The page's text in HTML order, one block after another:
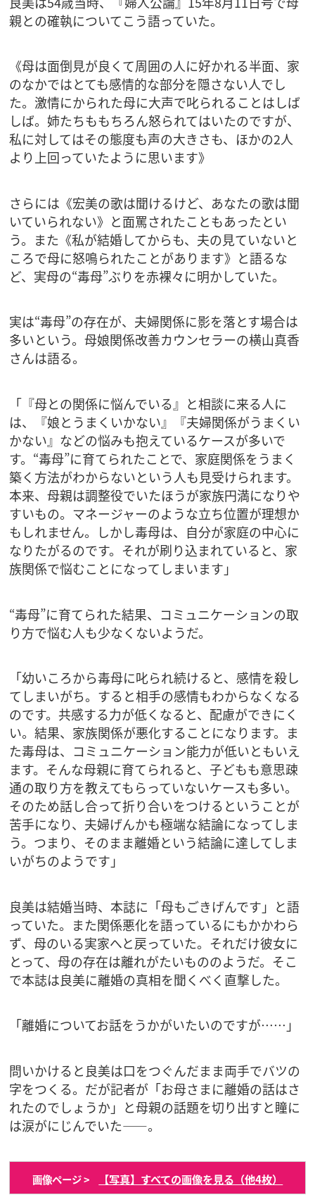
親との確執についてこう語っていた。
《母は面倒見が良くて周囲の人に好かれる半面、家
のなかではとても感情的な部分を隠さない人でし
た。激情にかられた母に大声で叱られることはしば
しば。姉たちももちろん怒られてはいたのですが、
私に対してはその態度も声の大きさも、ほかの2人
より上回っていたように思います》
さらには《宏美の歌は聞けるけど、あなたの歌は聞
いていられない》と面罵されたこともあったとい
う。また《私が結婚してからも、夫の見ていないと
ころで母に怒鳴られたことがあります》と語るな
ど、実母の“毒母”ぶりを赤裸々に明かしていた。
実は“毒母”の存在が、夫婦関係に影を落とす場合は
多いという。母娘関係改善カウンセラーの横山真香
さんは語る。
「『母との関係に悩んでいる』と相談に来る人に
は、『娘とうまくいかない』『夫婦関係がうまくい
かない』などの悩みも抱えているケースが多いで
す。“毒母”に育てられたことで、家庭関係をうまく
築く方法がわからないという人も見受けられます。
本来、母親は調整役でいたほうが家族円満になりや
すいもの。マネージャーのような立ち位置が理想か
もしれません。しかし毒母は、自分が家庭の中心に
なりたがるのです。それが刷り込まれていると、家
族関係で悩むことになってしまいます」
“毒母”に育てられた結果、コミュニケーションの取
り方で悩む人も少なくないようだ。
「幼いころから毒母に叱られ続けると、感情を殺し
てしまいがち。すると相手の感情もわからなくなる
のです。共感する力が低くなると、配慮ができにく
い。結果、家族関係が悪化することになります。ま
た毒母は、コミュニケーション能力が低いともいえ
ます。そんな母親に育てられると、子どもも意思疎
通の取り方を教えてもらっていないケースも多い。
そのため話し合って折り合いをつけるということが
苦手になり、夫婦げんかも極端な結論になってしま
う。つまり、そのまま離婚という結論に達してしま
いがちのようです」
良美は結婚当時、本誌に「母もごきげんです」と語
っていた。また関係悪化を語っているにもかかわら
ず、母のいる実家へと戻っていた。それだけ彼女に
とって、母の存在は離れがたいもののようだ。そこ
で本誌は良美に離婚の真相を聞くべく直撃した。
「離婚についてお話をうかがいたいのですが……」
問いかけると良美は口をつぐんだまま両手でバツの
字をつくる。だが記者が「お母さまに離婚の話はさ
れたのでしょうか」と母親の話題を切り出すと瞳に
は涙がにじんでいた――。
画像ページ > 【写真】すべての画像を見る（他4枚）